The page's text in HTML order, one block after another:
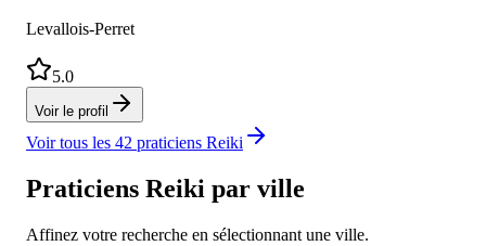
Levallois-Perret
5.0
Voir le profil
Voir tous les 42 praticiens Reiki
Praticiens Reiki par ville
Affinez votre recherche en sélectionnant une ville.